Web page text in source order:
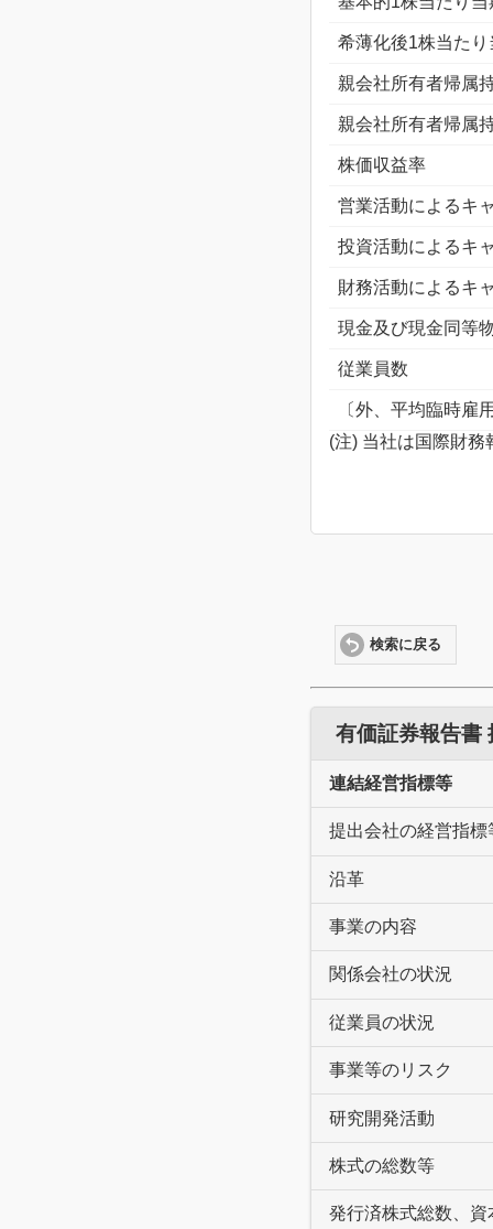
希薄化後1株当た
親会社所有者帰属
親会社所有者帰属
株価収益率
営業活動によるキ
投資活動によるキ
財務活動によるキ
現金及び現金同等
従業員数
〔外、平均臨時雇
(注) 当社は国際財
検索に戻る
有価証券報告書
連結経営指標等
提出会社の経営指標
沿革
事業の内容
関係会社の状況
従業員の状況
事業等のリスク
研究開発活動
株式の総数等
発行済株式総数、